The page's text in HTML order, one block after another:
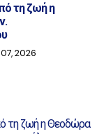
τη ζωή η
2026
τη ζωή η Θεοδώρα